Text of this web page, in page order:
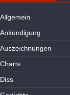
Allgemein
Ankündigung
Auszeichnungen
Charts
Diss